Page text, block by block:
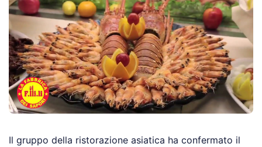
Il gruppo della ristorazione asiatica ha confermato il